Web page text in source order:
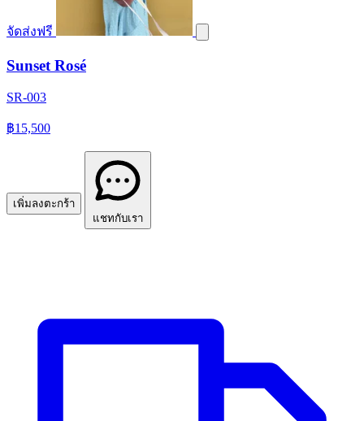
จัดส่งฟรี
Sunset Rosé
SR-003
฿15,500
เพิ่มลงตะกร้า
แชทกับเรา